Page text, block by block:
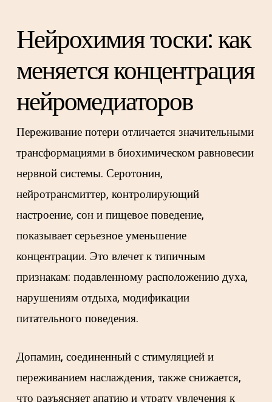
Нейрохимия тоски: как
меняется концентрация
нейромедиаторов
Переживание потери отличается значительными
трансформациями в биохимическом равновесии
нервной системы. Серотонин,
нейротрансмиттер, контролирующий
настроение, сон и пищевое поведение,
показывает серьезное уменьшение
концентрации. Это влечет к типичным
признакам: подавленному расположению духа,
нарушениям отдыха, модификации
питательного поведения.
Допамин, соединенный с стимуляцией и
переживанием наслаждения, также снижается,
что разъясняет апатию и утрату увлечения к